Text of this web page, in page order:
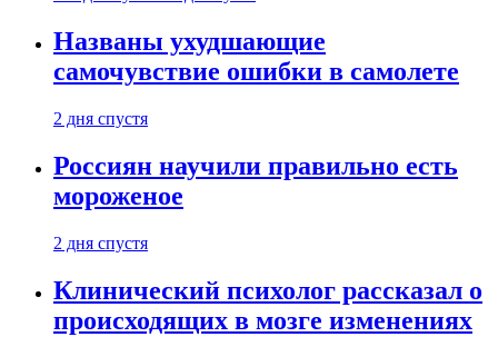
Названы ухудшающие
самочувствие ошибки в самолете
2 дня спустя
Россиян научили правильно есть
мороженое
2 дня спустя
Клинический психолог рассказал о
происходящих в мозге изменениях